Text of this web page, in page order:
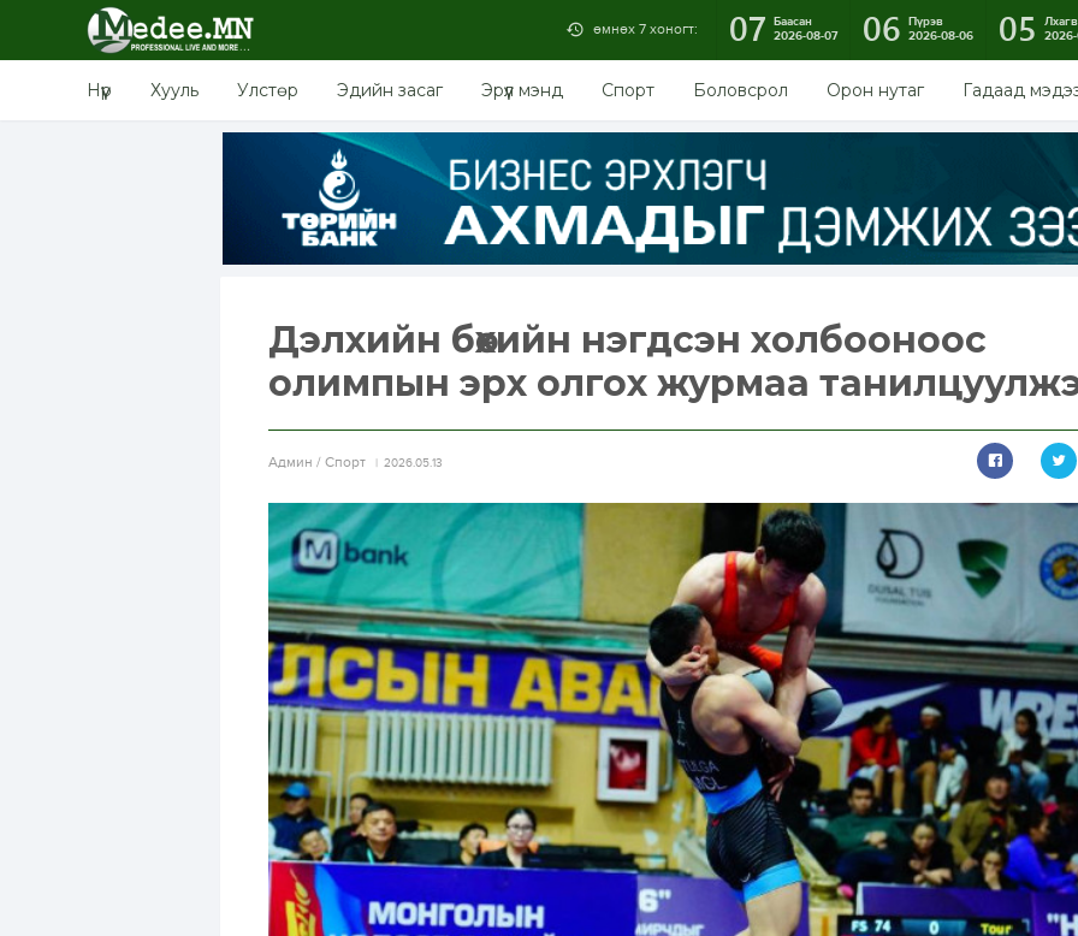
өмнөх 7 хоногт: 07 Баасан
2026-08-07
06 Пүрэв
2026-08-06
05
Нүүр Хууль Улстөр Эдийн засаг Эрүүл мэнд Спорт Боловсрол Орон нутаг Гадаад
Дэлхийн бөхийн нэгдсэн холбооноос
олимпын эрх олгох журмаа
Aдмин / Спорт 2026.05.13